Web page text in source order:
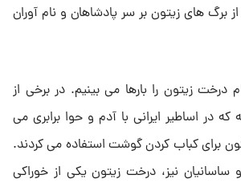
برگ های زیتون بر سر پادشاهان و نام آوران
درخت زیتون را بارها می بینیم. در برخی از
در اساطیر ایرانی با آدم و حوا برابری می
برای کباب کردن گوشت استفاده می کردند.
ساسانیان نیز، درخت زیتون یکی از خوراکی